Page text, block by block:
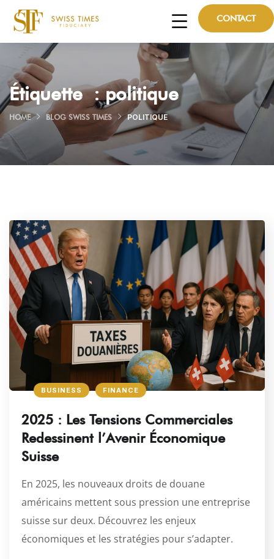
CONTACT
Étiquette :politique
HOME BLOG SWISS TIMES POLITIQUE
BUSINESS FINANCE
2025 : Les Tensions Commerciales
Redessinent l’Avenir Économique
Suisse
En 2025, les nouveaux droits de douane
américains mettent sous pression une entreprise
suisse sur deux. Découvrez les enjeux
économiques et les stratégies pour s’adapter.